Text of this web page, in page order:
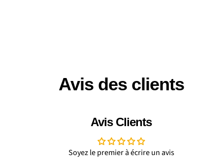
Avis des clients
Avis Clients
Soyez le premier à écrire un avis